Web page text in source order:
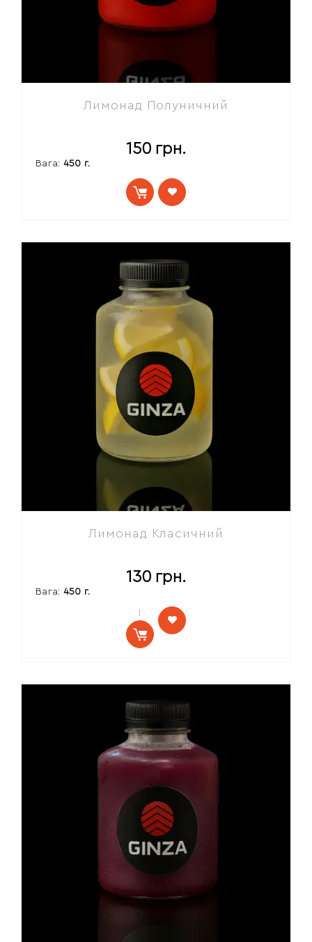
Лимонад Полуничний
150 грн.
Вага: 450 г.
Лимонад Класичний
130 грн.
Вага: 450 г.